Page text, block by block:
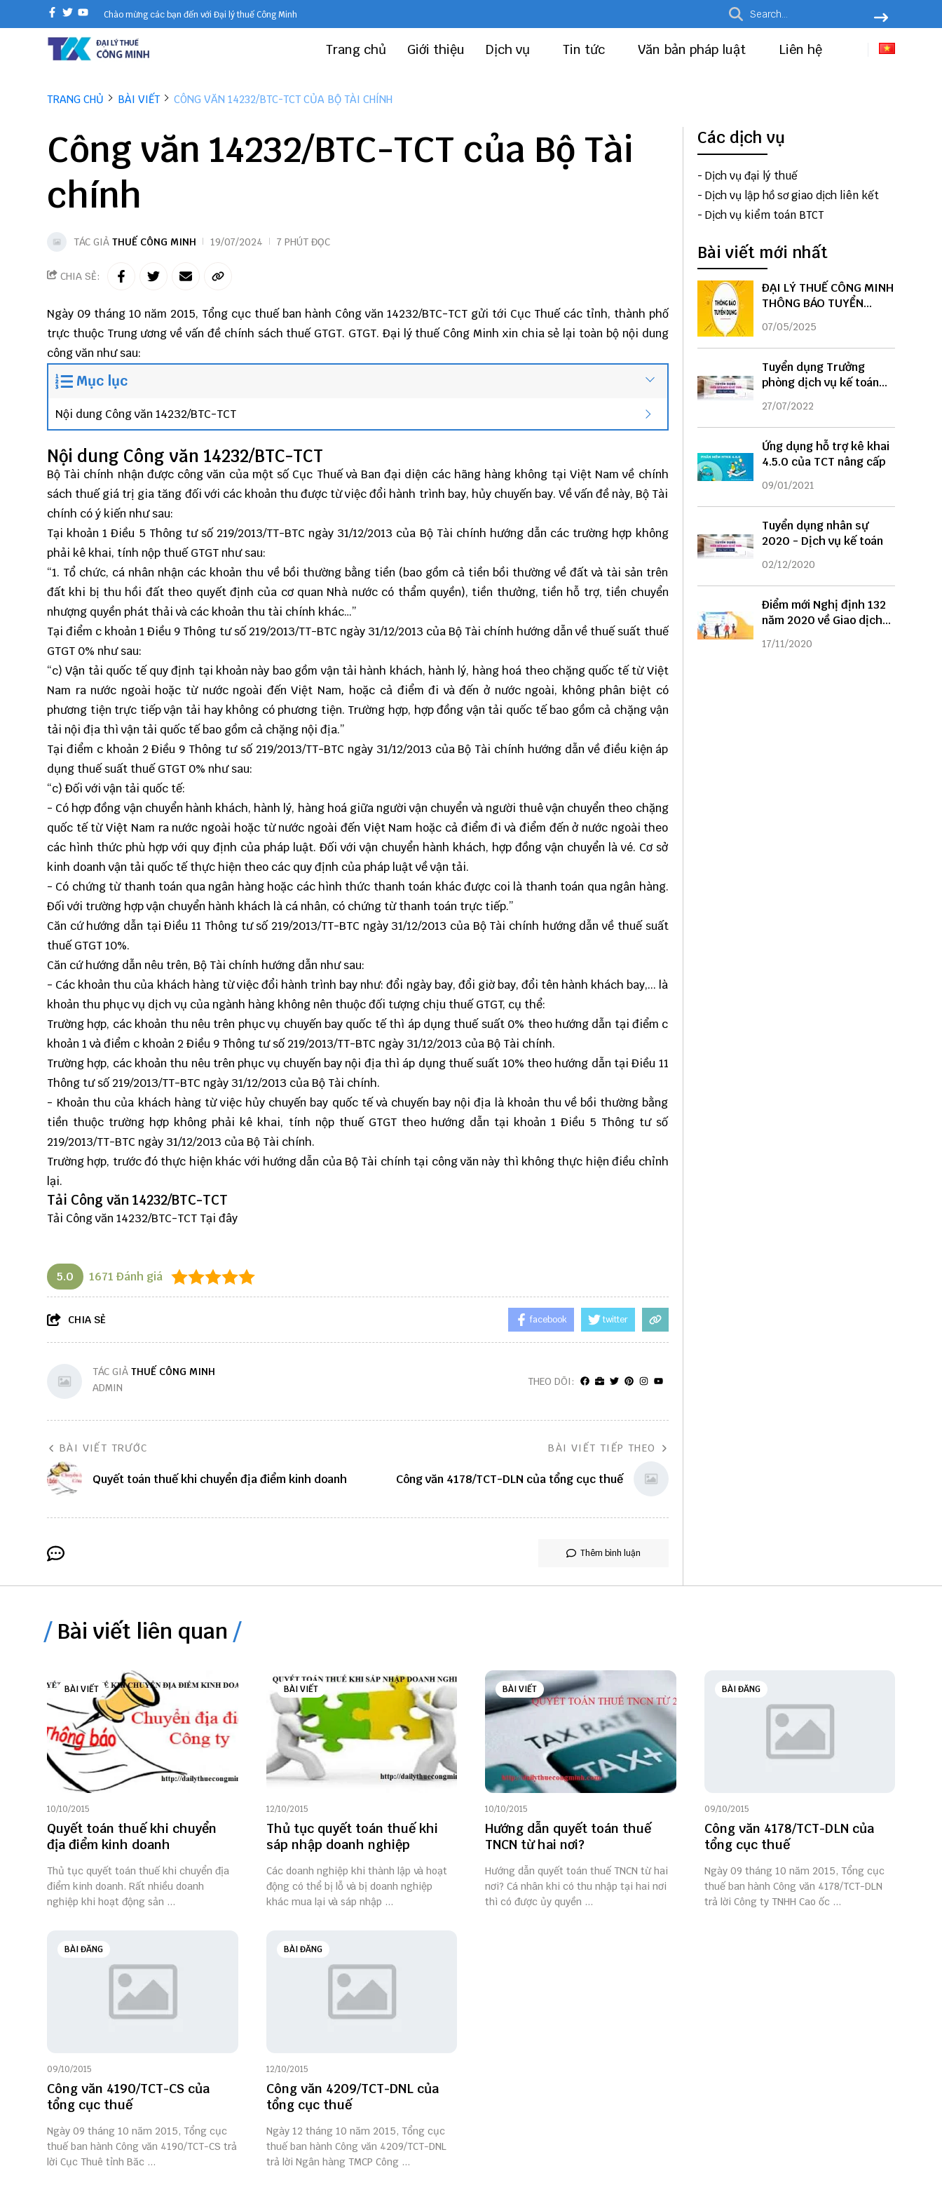
Chào mừng các bạn đến với Đại lý thuế Công Minh
Trang chủ Giới thiệu Dịch vụ Tin tức Văn bản pháp luật Liên hệ
TRANG CHỦ BÀI VIẾT CÔNG VĂN 14232/BTC-TCT CỦA BỘ TÀI CHÍNH
Công văn 14232/BTC-TCT của Bộ Tài
chính
TÁC GIẢ THUẾ CÔNG MINH 19/07/2024 7 PHÚT ĐỌC
CHIA SẺ:
Ngày 09 tháng 10 năm 2015, Tổng cục thuế ban hành Công văn 14232/BTC-TCT gửi tới Cục Thuế các tỉnh, thành phố
trực thuộc Trung ương về vấn đề chính sách thuế GTGT. GTGT. Đại lý thuế Công Minh xin chia sẻ lại toàn bộ nội dung
công văn như sau:
Mục lục
Nội dung Công văn 14232/BTC-TCT
Nội dung Công văn 14232/BTC-TCT
Bộ Tài chính nhận được công văn của một số Cục Thuế và Ban đại diện các hãng hàng không tại Việt Nam về chính
sách thuế giá trị gia tăng đối với các khoản thu được từ việc đổi hành trình bay, hủy chuyến bay. Về vấn đề này, Bộ Tài
chính có ý kiến như sau:
Tại khoản 1 Điều 5 Thông tư số 219/2013/TT-BTC ngày 31/12/2013 của Bộ Tài chính hướng dẫn các trường hợp không
phải kê khai, tính nộp thuế GTGT như sau:
“1. Tổ chức, cá nhân nhận các khoản thu về bồi thường bằng tiền (bao gồm cả tiền bồi thường về đất và tài sản trên
đất khi bị thu hồi đất theo quyết định của cơ quan Nhà nước có thẩm quyền), tiền thưởng, tiền hỗ trợ, tiền chuyển
nhượng quyền phát thải và các khoản thu tài chính khác…”
Tại điểm c khoản 1 Điều 9 Thông tư số 219/2013/TT-BTC ngày 31/12/2013 của Bộ Tài chính hướng dẫn về thuế suất thuế
GTGT 0% như sau:
“c) Vận tải quốc tế quy định tại khoản này bao gồm vận tải hành khách, hành lý, hàng hoá theo chặng quốc tế từ Việt
Nam ra nước ngoài hoặc từ nước ngoài đến Việt Nam, hoặc cả điểm đi và đến ở nước ngoài, không phân biệt có
phương tiện trực tiếp vận tải hay không có phương tiện. Trường hợp, hợp đồng vận tải quốc tế bao gồm cả chặng vận
tải nội địa thì vận tải quốc tế bao gồm cả chặng nội địa.”
Tại điểm c khoản 2 Điều 9 Thông tư số 219/2013/TT-BTC ngày 31/12/2013 của Bộ Tài chính hướng dẫn về điều kiện áp
dụng thuế suất thuế GTGT 0% như sau:
“c) Đối với vận tải quốc tế:
- Có hợp đồng vận chuyển hành khách, hành lý, hàng hoá giữa người vận chuyển và người thuê vận chuyển theo chặng
quốc tế từ Việt Nam ra nước ngoài hoặc từ nước ngoài đến Việt Nam hoặc cả điểm đi và điểm đến ở nước ngoài theo
các hình thức phù hợp với quy định của pháp luật. Đối với vận chuyển hành khách, hợp đồng vận chuyển là vé. Cơ sở
kinh doanh vận tải quốc tế thực hiện theo các quy định của pháp luật về vận tải.
- Có chứng từ thanh toán qua ngân hàng hoặc các hình thức thanh toán khác được coi là thanh toán qua ngân hàng.
Đối với trường hợp vận chuyển hành khách là cá nhân, có chứng từ thanh toán trực tiếp.”
Căn cứ hướng dẫn tại Điều 11 Thông tư số 219/2013/TT-BTC ngày 31/12/2013 của Bộ Tài chính hướng dẫn về thuế suất
thuế GTGT 10%.
Căn cứ hướng dẫn nêu trên, Bộ Tài chính hướng dẫn như sau:
- Các khoản thu của khách hàng từ việc đổi hành trình bay như: đổi ngày bay, đổi giờ bay, đổi tên hành khách bay,... là
khoản thu phục vụ dịch vụ của ngành hàng không nên thuộc đối tượng chịu thuế GTGT, cụ thể:
Trường hợp, các khoản thu nêu trên phục vụ chuyến bay quốc tế thì áp dụng thuế suất 0% theo hướng dẫn tại điểm c
khoản 1 và điểm c khoản 2 Điều 9 Thông tư số 219/2013/TT-BTC ngày 31/12/2013 của Bộ Tài chính.
Trường hợp, các khoản thu nêu trên phục vụ chuyến bay nội địa thì áp dụng thuế suất 10% theo hướng dẫn tại Điều 11
Thông tư số 219/2013/TT-BTC ngày 31/12/2013 của Bộ Tài chính.
- Khoản thu của khách hàng từ việc hủy chuyến bay quốc tế và chuyến bay nội địa là khoản thu về bồi thường bằng
tiền thuộc trường hợp không phải kê khai, tính nộp thuế GTGT theo hướng dẫn tại khoản 1 Điều 5 Thông tư số
219/2013/TT-BTC ngày 31/12/2013 của Bộ Tài chính.
Trường hợp, trước đó thực hiện khác với hướng dẫn của Bộ Tài chính tại công văn này thì không thực hiện điều chỉnh
lại.
Tải Công văn 14232/BTC-TCT
Tải Công văn 14232/BTC-TCT Tại đây
5.0 1671 Đánh giá
CHIA SẺ facebook twitter
TÁC GIẢ THUẾ CÔNG MINH
ADMIN
THEO DÕI:
BÀI VIẾT TRƯỚC
Quyết toán thuế khi chuyển địa điểm kinh doanh
BÀI VIẾT TIẾP THEO
Công văn 4178/TCT-DLN của tổng cục thuế
Thêm bình luận
Các dịch vụ
- Dịch vụ đại lý thuế
- Dịch vụ lập hồ sơ giao dịch liên kết
- Dịch vụ kiểm toán BTCT
Bài viết mới nhất
ĐẠI LÝ THUẾ CÔNG MINH
THÔNG BÁO TUYỂN
DỤNG
07/05/2025
Tuyển dụng Trưởng
phòng dịch vụ kế toán
năm 2022
27/07/2022
Ứng dụng hỗ trợ kê khai
4.5.0 của TCT nâng cấp
09/01/2021
Tuyển dụng nhân sự
2020 - Dịch vụ kế toán
02/12/2020
Điểm mới Nghị định 132
năm 2020 về Giao dịch
liên kết
17/11/2020
Bài viết liên quan
BÀI VIẾT
10/10/2015
Quyết toán thuế khi chuyển
địa điểm kinh doanh
Thủ tục quyết toán thuế khi chuyển địa
điểm kinh doanh. Rất nhiều doanh
nghiệp khi hoạt động sản ...
BÀI VIẾT
12/10/2015
Thủ tục quyết toán thuế khi
sáp nhập doanh nghiệp
Các doanh nghiệp khi thành lập và hoạt
động có thể bị lỗ và bị doanh nghiệp
khác mua lại và sáp nhập ...
BÀI VIẾT
10/10/2015
Hướng dẫn quyết toán thuế
TNCN từ hai nơi?
Hướng dẫn quyết toán thuế TNCN từ hai
nơi? Cá nhân khi có thu nhập tại hai nơi
thì có được ủy quyền ...
BÀI ĐĂNG
09/10/2015
Công văn 4178/TCT-DLN của
tổng cục thuế
Ngày 09 tháng 10 năm 2015, Tổng cục
thuế ban hành Công văn 4178/TCT-DLN
trả lời Công ty TNHH Cao ốc ...
BÀI ĐĂNG
09/10/2015
Công văn 4190/TCT-CS của
tổng cục thuế
Ngày 09 tháng 10 năm 2015, Tổng cục
thuế ban hành Công văn 4190/TCT-CS trả
lời Cục Thuê tỉnh Băc ...
BÀI ĐĂNG
12/10/2015
Công văn 4209/TCT-DNL của
tổng cục thuế
Ngày 12 tháng 10 năm 2015, Tổng cục
thuế ban hành Công văn 4209/TCT-DNL
trả lời Ngân hàng TMCP Công ...